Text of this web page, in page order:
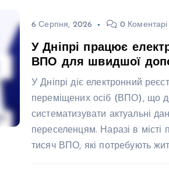
6 Серпня, 2026 0 Коментарі
У Дніпрі працює
ВПО для швидшої
У Дніпрі діє електронний
переміщених осіб (ВПО), що
систематизувати актуальні
переселенцям. Наразі в місті
тисяч ВПО, які потребують